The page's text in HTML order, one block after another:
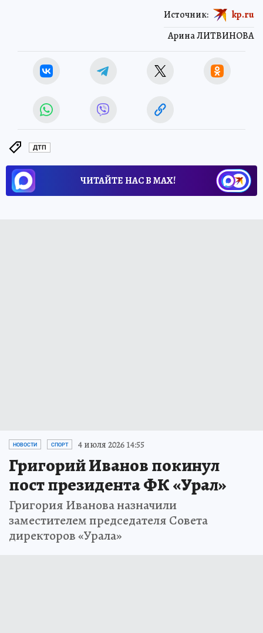
Арина ЛИТВИНОВА
Источник: kp.ru
ДТП
ЧИТАЙТЕ НАС В МАХ!
НОВОСТИ СПОРТ 4 июля 2026 14:55
Григорий Иванов покинул
пост президента ФК «Урал»
Григория Иванова назначили
заместителем председателя Совета
директоров «Урала»